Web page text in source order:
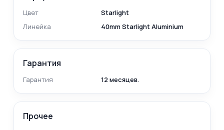
Цвет
Starlight
Линейка
40mm Starlight Aluminium
Гарантия
Гарантия 12 месяцев.
Прочее